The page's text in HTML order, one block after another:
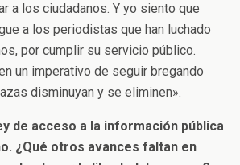
a los ciudadanos. Y yo siento que
a los periodistas que han luchado
por cumplir su servicio público.
un imperativo de seguir bregando
disminuyan y se eliminen».
de acceso a la información pública
¿Qué otros avances faltan en